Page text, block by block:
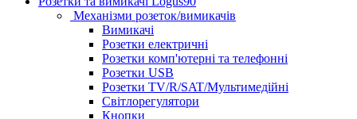
Механізми розеток/вимикачів
Вимикачі
Розетки електричні
Розетки комп'ютерні та телефонні
Розетки USB
Розетки TV/R/SAT/Мультимедійні
Світлорегулятори
Кнопки